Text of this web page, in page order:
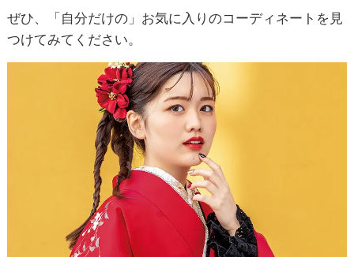
ぜひ、「自分だけの」お気に入りのコーディネートを見
つけてみてください。